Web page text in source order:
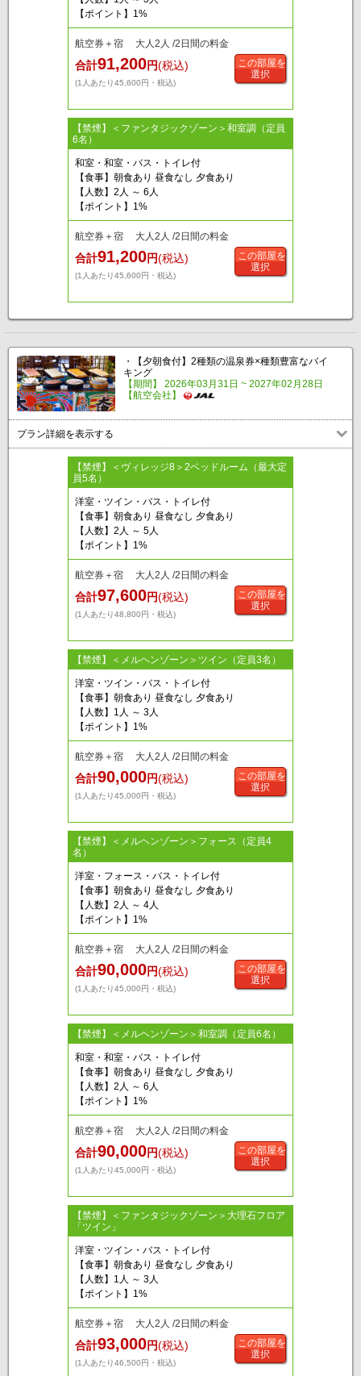
【ポイント】1%
航空券＋宿 大人2人 /2日間の料金
合計91,200円(税込)
(1人あたり45,600円・税込)
この部屋を
選択
【禁煙】＜ファンタジックゾーン＞和室調（定員
6名）
和室・和室・バス・トイレ付
【食事】朝食あり 昼食なし 夕食あり
【人数】2人 ～ 6人
【ポイント】1%
航空券＋宿 大人2人 /2日間の料金
合計91,200円(税込)
(1人あたり45,600円・税込)
この部屋を
選択
・【夕朝食付】2種類の温泉券×種類豊富なバイ
キング
【期間】 2026年03月31日 ~ 2027年02月28日
【航空会社】
プラン詳細を表示する
【禁煙】＜ヴィレッジ8＞2ベッドルーム（最大定
員5名）
洋室・ツイン・バス・トイレ付
【食事】朝食あり 昼食なし 夕食あり
【人数】2人 ～ 5人
【ポイント】1%
航空券＋宿 大人2人 /2日間の料金
合計97,600円(税込)
(1人あたり48,800円・税込)
この部屋を
選択
【禁煙】＜メルヘンゾーン＞ツイン（定員3名）
洋室・ツイン・バス・トイレ付
【食事】朝食あり 昼食なし 夕食あり
【人数】1人 ～ 3人
【ポイント】1%
航空券＋宿 大人2人 /2日間の料金
合計90,000円(税込)
(1人あたり45,000円・税込)
この部屋を
選択
【禁煙】＜メルヘンゾーン＞フォース（定員4
名）
洋室・フォース・バス・トイレ付
【食事】朝食あり 昼食なし 夕食あり
【人数】2人 ～ 4人
【ポイント】1%
航空券＋宿 大人2人 /2日間の料金
合計90,000円(税込)
(1人あたり45,000円・税込)
この部屋を
選択
【禁煙】＜メルヘンゾーン＞和室調（定員6名）
和室・和室・バス・トイレ付
【食事】朝食あり 昼食なし 夕食あり
【人数】2人 ～ 6人
【ポイント】1%
航空券＋宿 大人2人 /2日間の料金
合計90,000円(税込)
(1人あたり45,000円・税込)
この部屋を
選択
【禁煙】＜ファンタジックゾーン＞大理石フロア
「ツイン」
洋室・ツイン・バス・トイレ付
【食事】朝食あり 昼食なし 夕食あり
【人数】1人 ～ 3人
【ポイント】1%
航空券＋宿 大人2人 /2日間の料金
合計93,000円(税込)
(1人あたり46,500円・税込)
この部屋を
選択